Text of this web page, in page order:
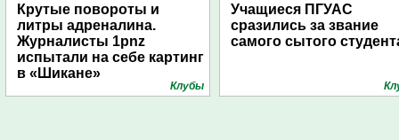
Крутые повороты и
литры адреналина.
Журналисты 1pnz
испытали на себе картинг
в «Шикане»
Клубы
Учащиеся ПГУАС
сразились за звание
самого сытого